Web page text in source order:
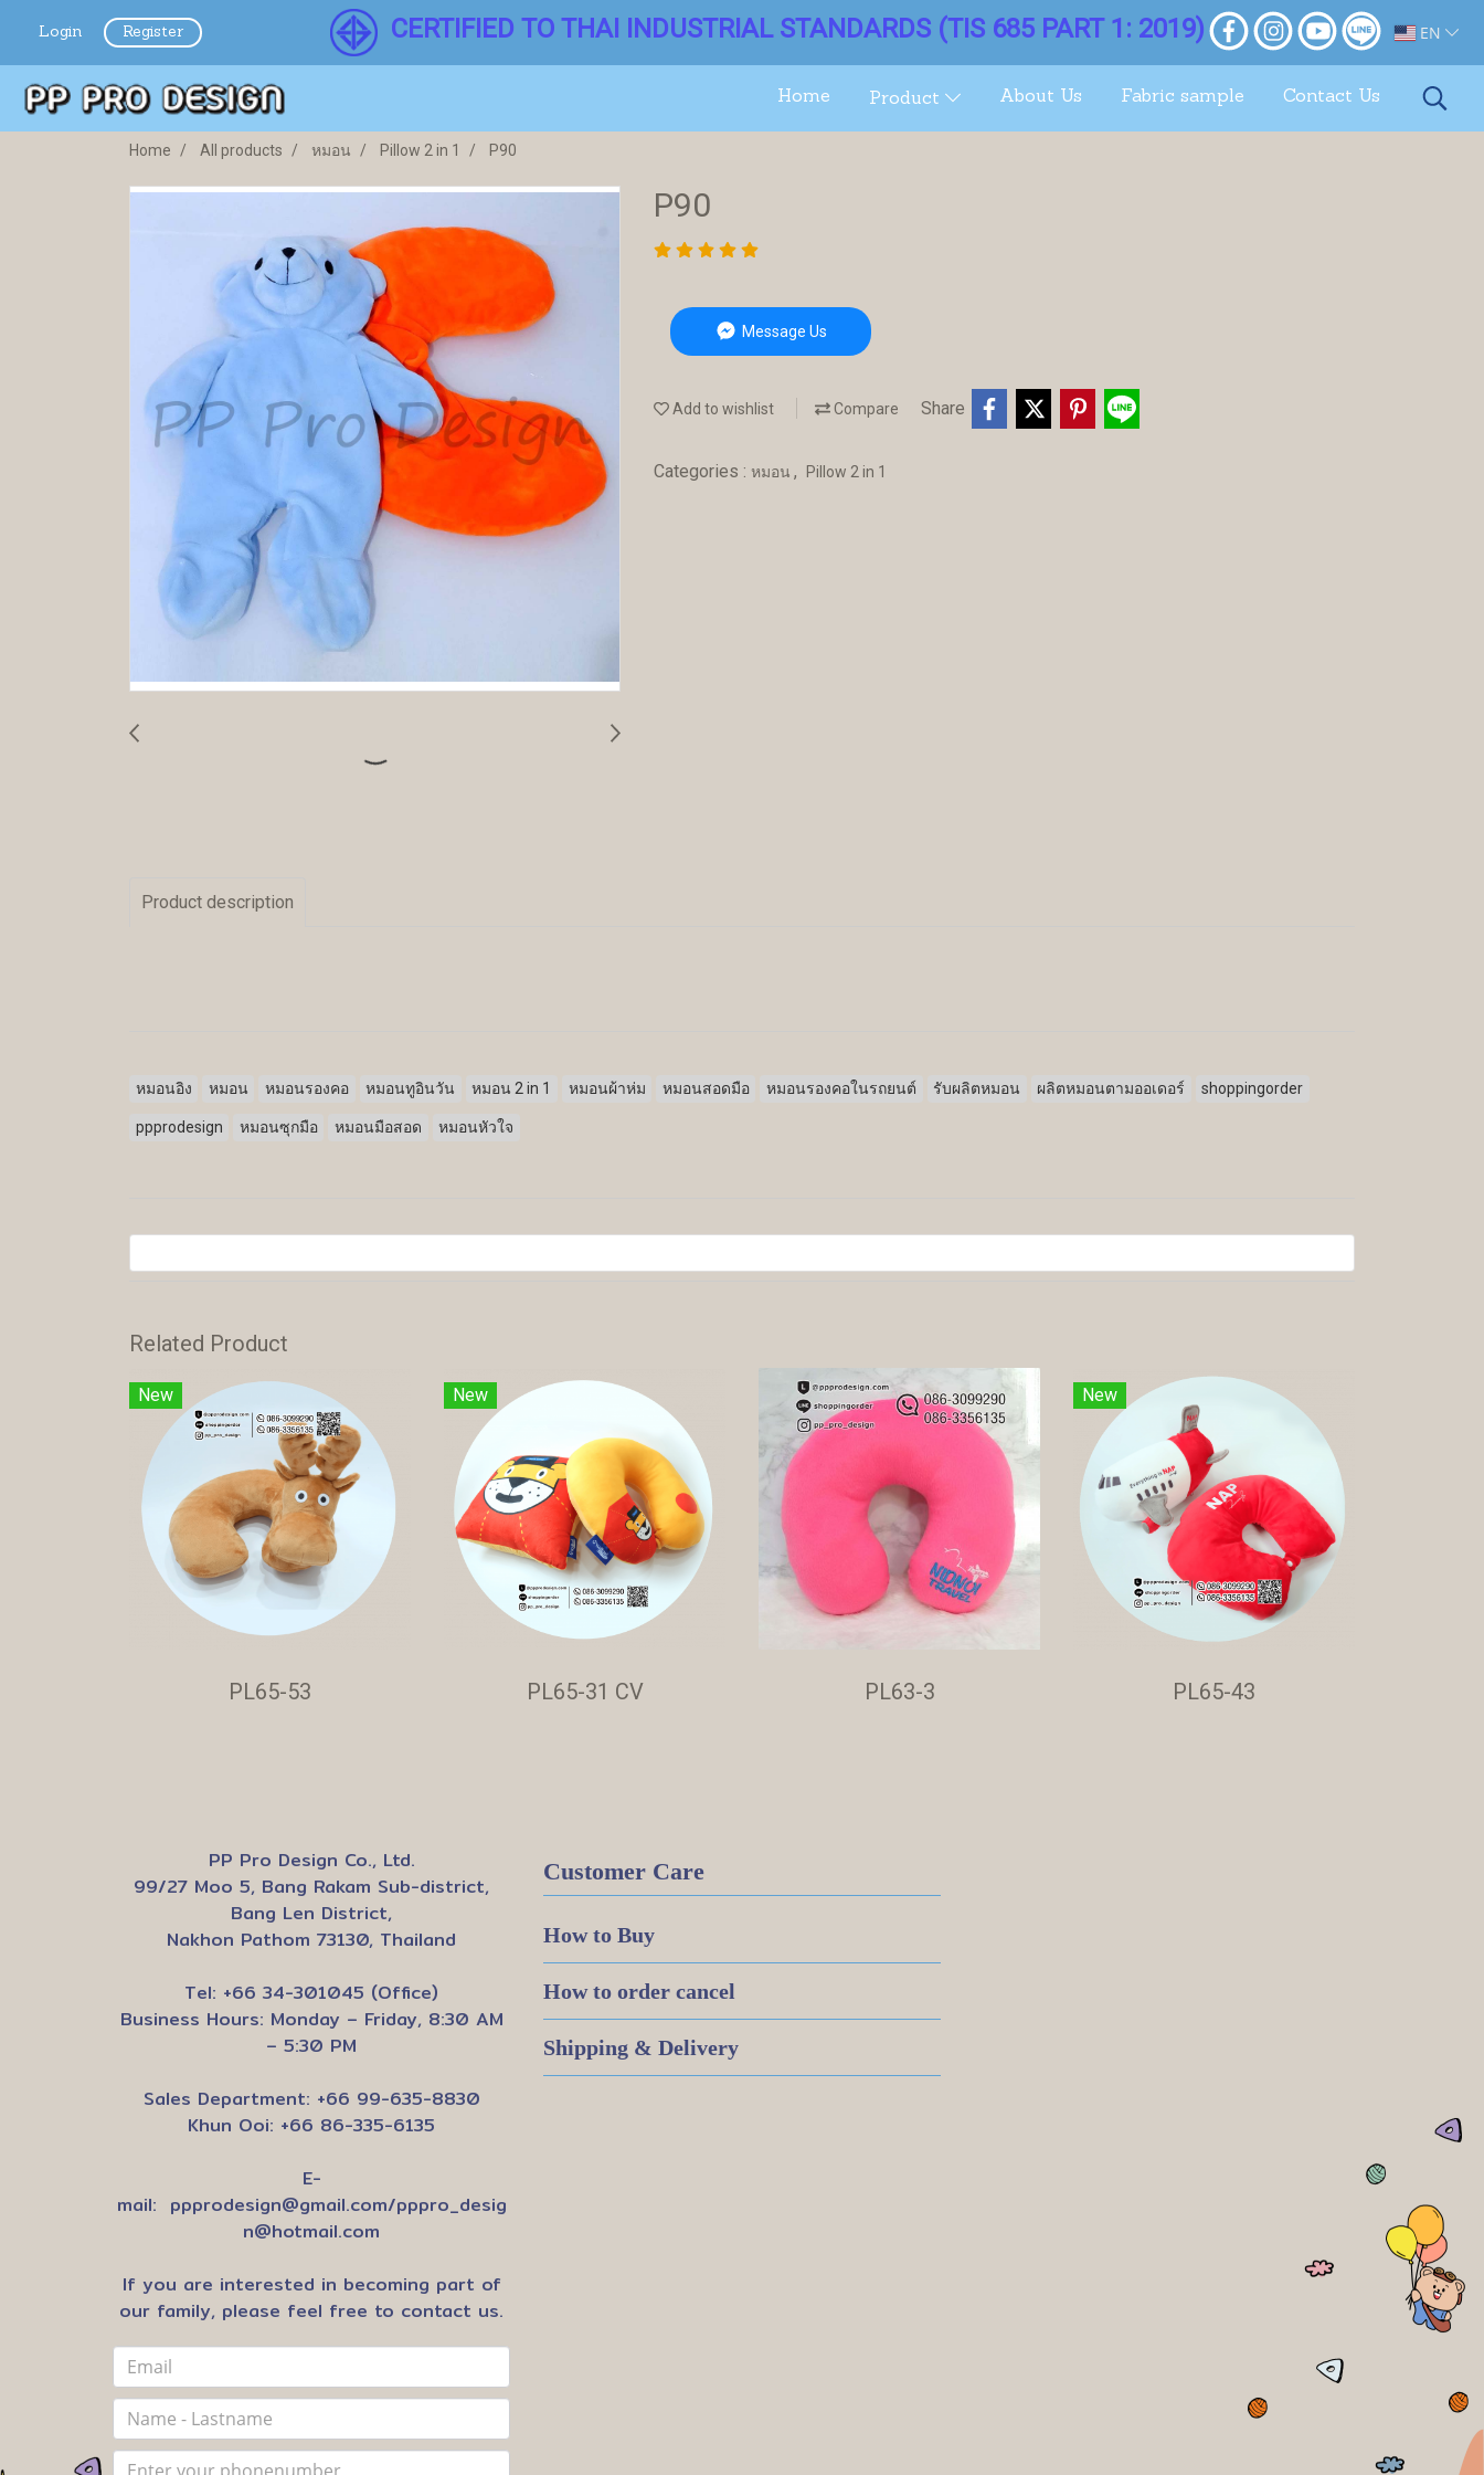
Login Register CERTIFIED TO THAI INDUSTRIAL STANDARDS (TIS 685 PART 1: 2019) EN
Home Product About Us Fabric sample Contact Us
Home All products หมอน Pillow 2 in 1 P90
P90
Message Us
Add to wishlist Compare Share
Categories : หมอน , Pillow 2 in 1
Product description
หมอนอิง หมอน หมอนรองคอ หมอนทูอินวัน หมอน 2 in 1 หมอนผ้าห่ม หมอนสอดมือ หมอนรองคอในรถยนต์ รับผลิตหมอน ผลิตหมอนตามออเดอร์ shoppingorder
ppprodesign หมอนซุกมือ หมอนมือสอด หมอนหัวใจ
Related Product
New
PL65-53
New
PL65-31 CV PL63-3
New
PL65-43
PP Pro Design Co., Ltd.
99/27 Moo 5, Bang Rakam Sub-district,
Bang Len District,
Nakhon Pathom 73130, Thailand
Tel: +66 34-301045 (Office)
Business Hours: Monday – Friday, 8:30 AM
– 5:30 PM
Sales Department: +66 99-635-8830
Khun Ooi: +66 86-335-6135
E-
mail: ppprodesign@gmail.com/pppro_desig
n@hotmail.com
If you are interested in becoming part of
our family, please feel free to contact us.
Customer Care
How to Buy
How to order cancel
Shipping & Delivery